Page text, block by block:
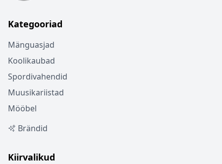
Kategooriad
Mänguasjad
Koolikaubad
Spordivahendid
Muusikariistad
Mööbel
Brändid
Kiirvalikud